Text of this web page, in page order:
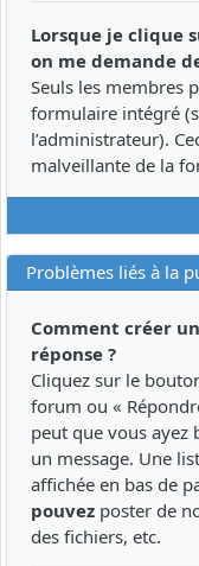
Lorsque je clique
on me demande
Seuls les membres
formulaire intégré
l’administrateur).
malveillante de la
Problèmes liés à la
Comment créer
réponse ?
Cliquez sur le
forum ou «
peut que vous ayez
un message. Une
affichée en bas de
pouvez poster de
des fichiers, etc.